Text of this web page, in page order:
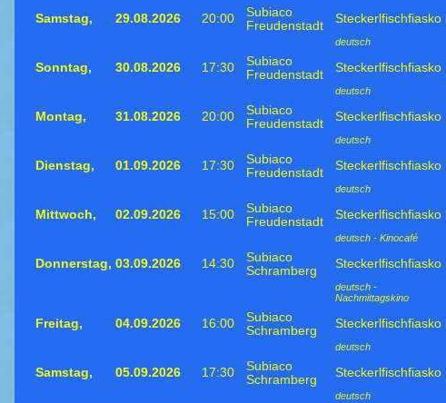
Samstag, 29.08.2026 20:00
Subiaco
Freudenstadt
Steckerlfischfiasko
deutsch
Sonntag, 30.08.2026 17:30
Subiaco
Freudenstadt
Steckerlfischfiasko
deutsch
Montag, 31.08.2026 20:00
Subiaco
Freudenstadt
Steckerlfischfiasko
deutsch
Dienstag, 01.09.2026 17:30
Subiaco
Freudenstadt
Steckerlfischfiasko
deutsch
Mittwoch, 02.09.2026 15:00
Subiaco
Freudenstadt
Steckerlfischfiasko
deutsch - Kinocafé
Donnerstag, 03.09.2026 14:30
Subiaco
Schramberg
Steckerlfischfiasko
deutsch -
Nachmittagskino
Freitag, 04.09.2026 16:00
Subiaco
Schramberg
Steckerlfischfiasko
deutsch
Samstag, 05.09.2026 17:30
Subiaco
Schramberg
Steckerlfischfiasko
deutsch